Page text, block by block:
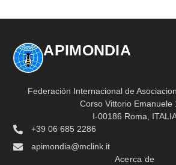
APIMONDIA
Federación Internacional de
Corso Vittorio Emanuele
I-00186 Roma,
+39 06 685 2286
apimondia@mclink.it
Acerca de